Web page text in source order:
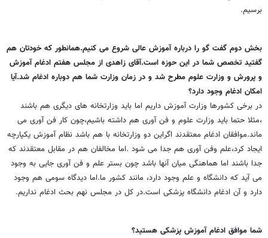
برسیم.
بخش دوم گفت گو را درباره آموزش عالی شروع می کنیم.همانطور که خودتان هم
گفتید تخصص شما در این حوزه است.آقای زاهدی از مجلس هفتم ادغام آموزش
و پرورش و وزارت علوم مطرح شد و در زمان وزارت شما هم دوباره ادغام شد.آیا
امکان ادغام وجود دارد؟
در برخی کشورها وزارت آموزش داریم اما باید وزارتخانه های دیگری هم باشند
،مثلا حتما باید وزارت علوم و فن آوری هم داشته باشیم،چون کار فن آوری می
ماند.موافقان ادغام معتقدند اگراین دو وزارتخانه با هم باشد نظام آموزش یکپارچه
ایجاد کرد،علم وفن آوری هم جدا می شود .اما مخالفان هم در مقابل معتقدند که
جدا باشند اما هماهنگی میان آنها باشد چون بستر علم و فن آوری جایی به وجود
می آید که دانشگاه و علم وجود دارد، مانند کشور ما.اما دیدگاه سومی هم وجود
دارد و آن ادغام دانشگاه پزشکی است.در کل در مجلس نهم بحث ادغام نداریم.
شما موافق ادغام آموزش پزشکی هستید؟